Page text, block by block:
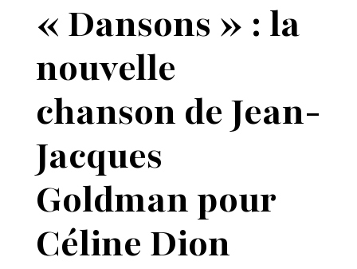
« Dansons » : la
nouvelle
chanson de Jean-
Jacques
Goldman pour
Céline Dion